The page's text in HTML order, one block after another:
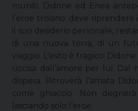
muniti. Didone ed Enea
l’eroe troiano: deve
il suo desiderio personale,
di una nuova terra, di un
viaggio. L’esito è tragico:
uccisa dall’amore per lui.
dispera. Ritroverà l’amata
come ghiaccio. Non
lasciando solo l’eroe.